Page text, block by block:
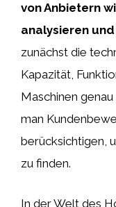
von Anbietern
analysieren
zunächst die
Kapazität,
Maschinen
man
berücksichtigen,
zu finden.
In der Welt des